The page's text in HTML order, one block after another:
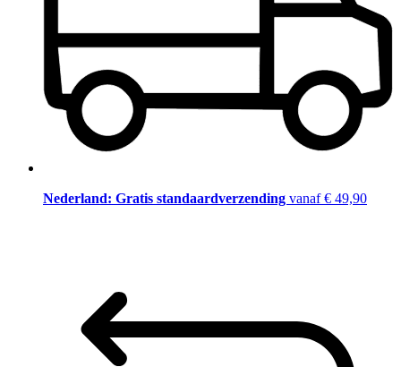
Nederland: Gratis standaardverzending vanaf € 49,90